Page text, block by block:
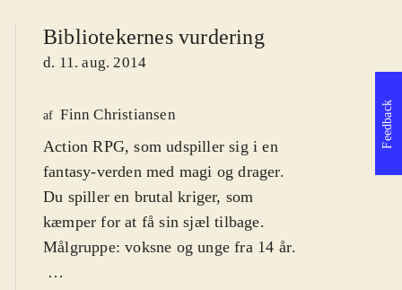
Bibliotekernes vurdering
d. 11. aug. 2014
af Finn Christiansen
Action RPG, som udspiller sig i en
fantasy-verden med magi og drager.
Du spiller en brutal kriger, som
kæmper for at få sin sjæl tilbage.
Målgruppe: voksne og unge fra 14 år.
Feedback